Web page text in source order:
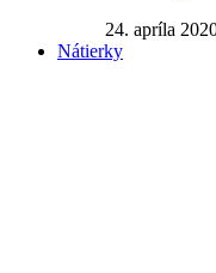
24. apríla
Nátierky